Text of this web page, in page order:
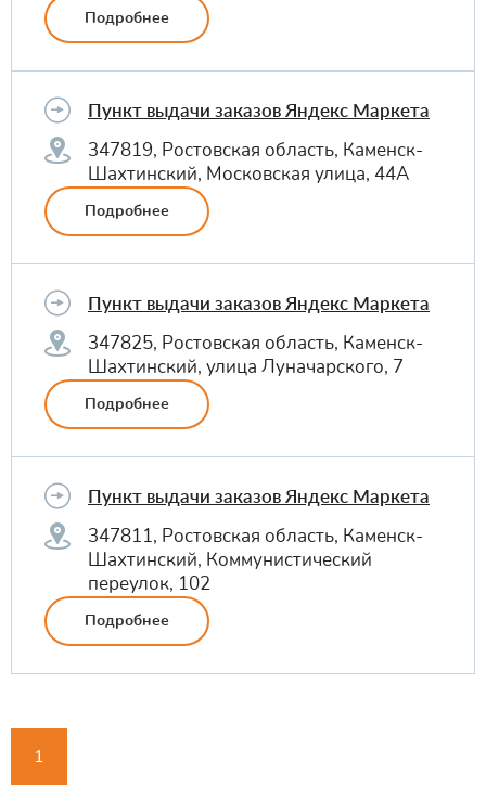
Подробнее
Пункт выдачи заказов Яндекс Маркета
347819, Ростовская область, Каменск-
Шахтинский, Московская улица, 44А
Подробнее
Пункт выдачи заказов Яндекс Маркета
347825, Ростовская область, Каменск-
Шахтинский, улица Луначарского, 7
Подробнее
Пункт выдачи заказов Яндекс Маркета
347811, Ростовская область, Каменск-
Шахтинский, Коммунистический
переулок, 102
Подробнее
1